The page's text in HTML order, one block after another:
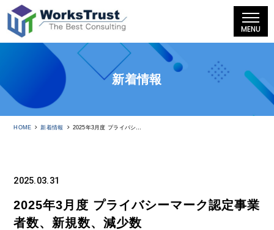
新着情報
HOME 新着情報
2025.03.31
2025年3月度 プライバシーマーク認定事業
者数、新規数、減少数
MENU